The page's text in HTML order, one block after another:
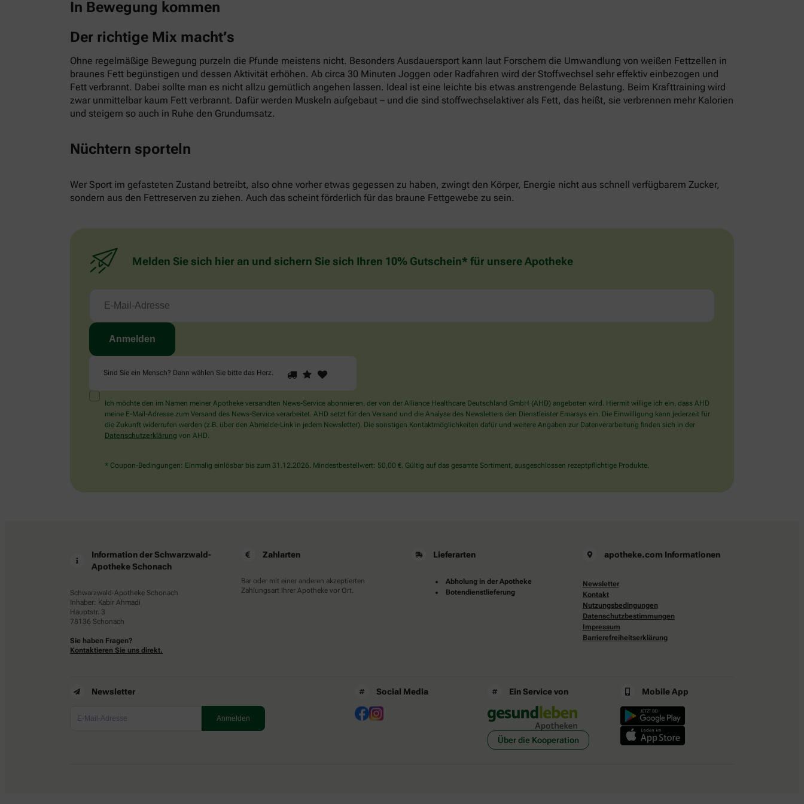
In Bewegung kommen
Der richtige Mix macht’s
Ohne regelmäßige Bewegung purzeln die Pfunde meistens nicht. Besonders Ausdauersport kann laut Forschern die Umwandlung von weißen Fettzellen in
braunes Fett begünstigen und dessen Aktivität erhöhen. Ab circa 30 Minuten Joggen oder Radfahren wird der Stoffwechsel sehr effektiv einbezogen und
Fett verbrannt. Dabei sollte man es nicht allzu gemütlich angehen lassen. Ideal ist eine leichte bis etwas anstrengende Belastung. Beim Krafttraining wird
zwar unmittelbar kaum Fett verbrannt. Dafür werden Muskeln aufgebaut – und die sind stoffwechselaktiver als Fett, das heißt, sie verbrennen mehr Kalorien
und steigern so auch in Ruhe den Grundumsatz.
Nüchtern sporteln
Wer Sport im gefasteten Zustand betreibt, also ohne vorher etwas gegessen zu haben, zwingt den Körper, Energie nicht aus schnell verfügbarem Zucker,
sondern aus den Fettreserven zu ziehen. Auch das scheint förderlich für das braune Fettgewebe zu sein.
Melden Sie sich hier an und sichern Sie sich Ihren 10% Gutschein* für unsere Apotheke
Sind Sie ein Mensch? Dann wählen Sie bitte das Herz.
Sind
Sie
Mensch?
Dann
wählen
Herz.
1 2
Ich möchte den im Namen meiner Apotheke versandten News-Service abonnieren, der von der Alliance Healthcare Deutschland GmbH (AHD) angeboten wird. Hiermit willige ich ein, dass AHD
meine E-Mail-Adresse zum Versand des News-Service verarbeitet. AHD setzt für den Versand und die Analyse des Newsletters den Dienstleister Emarsys ein. Die Einwilligung kann jederzeit für
die Zukunft widerrufen werden (z.B. über den Abmelde-Link in jedem Newsletter). Die sonstigen Kontaktmöglichkeiten dafür und weitere Angaben zur Datenverarbeitung finden sich in der
Datenschutzerklärung von AHD.
* Coupon-Bedingungen: Einmalig einlösbar bis zum 31.12.2026. Mindestbestellwert: 50,00 €. Gültig auf das gesamte Sortiment, ausgeschlossen rezeptpflichtige Produkte.
Information der Schwarzwald-
Apotheke Schonach
Schwarzwald-Apotheke Schonach
Inhaber: Kabir Ahmadi
Hauptstr. 3
78136 Schonach
Sie haben Fragen?
Kontaktieren Sie uns direkt.
Zahlarten
Bar oder mit einer anderen akzeptierten
Zahlungsart Ihrer Apotheke vor Ort.
Lieferarten
Abholung in der Apotheke
Botendienstlieferung
apotheke.com Informationen
Newsletter
Kontakt
Nutzungsbedingungen
Datenschutzbestimmungen
Impressum
Barrierefreiheitserklärung
Newsletter Social Media Ein Service von
Über die Kooperation
Mobile App